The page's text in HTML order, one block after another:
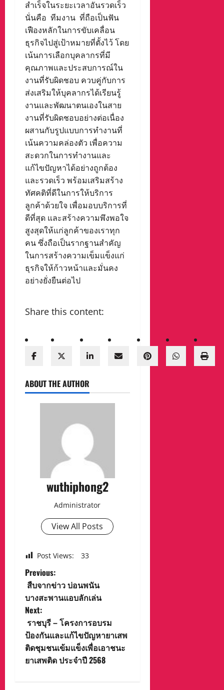
สำเร็จในระยะเวลาอันรวดเร็ว
นั่นคือ ทีมงาน ที่ถือเป็นฟัน
เฟืองหลักในการขับเคลื่อน
ธุรกิจไปสู่เป้าหมายที่ตั้งไว้ โดย
เน้นการเลือกบุคลากรที่มี
คุณภาพและประสบการณ์ใน
งานที่รับผิดชอบ ควบคู่กับการ
ส่งเสริมให้บุคลากรได้เรียนรู้
งานและพัฒนาตนเองในสาย
งานที่รับผิดชอบอย่างต่อเนื่อง
ผสานกับรูปแบบการทำงานที่
เน้นความคล่องตัว เพื่อความ
สะดวกในการทำงานและ
แก้ไขปัญหาได้อย่างถูกต้อง
และรวดเร็ว พร้อมเสริมสร้าง
ทัศคติที่ดีในการให้บริการ
ลูกค้าด้วยใจ เพื่อมอบบริการที่
ดีที่สุด และสร้างความพึงพอใจ
สูงสุดให้แก่ลูกค้าของเราทุก
คน ซึ่งถือเป็นรากฐานสำคัญ
ในการสร้างความเข็มแข็งแก่
ธุรกิจให้ก้าวหน้าและมั่นคง
อย่างยั่งยืนต่อไป
Share this content:
ABOUT THE AUTHOR
wuthiphong2
Administrator
View All Posts
Post Views: 33
P
o
s
t
n
Previous:
สืบจากข่าว บ่อนพนัน
บางสะพานแอบลักเล่น
Next:
ราชบุรี – โครงการอบรม
ป้องกันและแก้ไขปัญหายาเสพ
ติดชุมชนเข้มแข็งเพื่อเอาชนะ
ยาเสพติด ประจำปี 2568